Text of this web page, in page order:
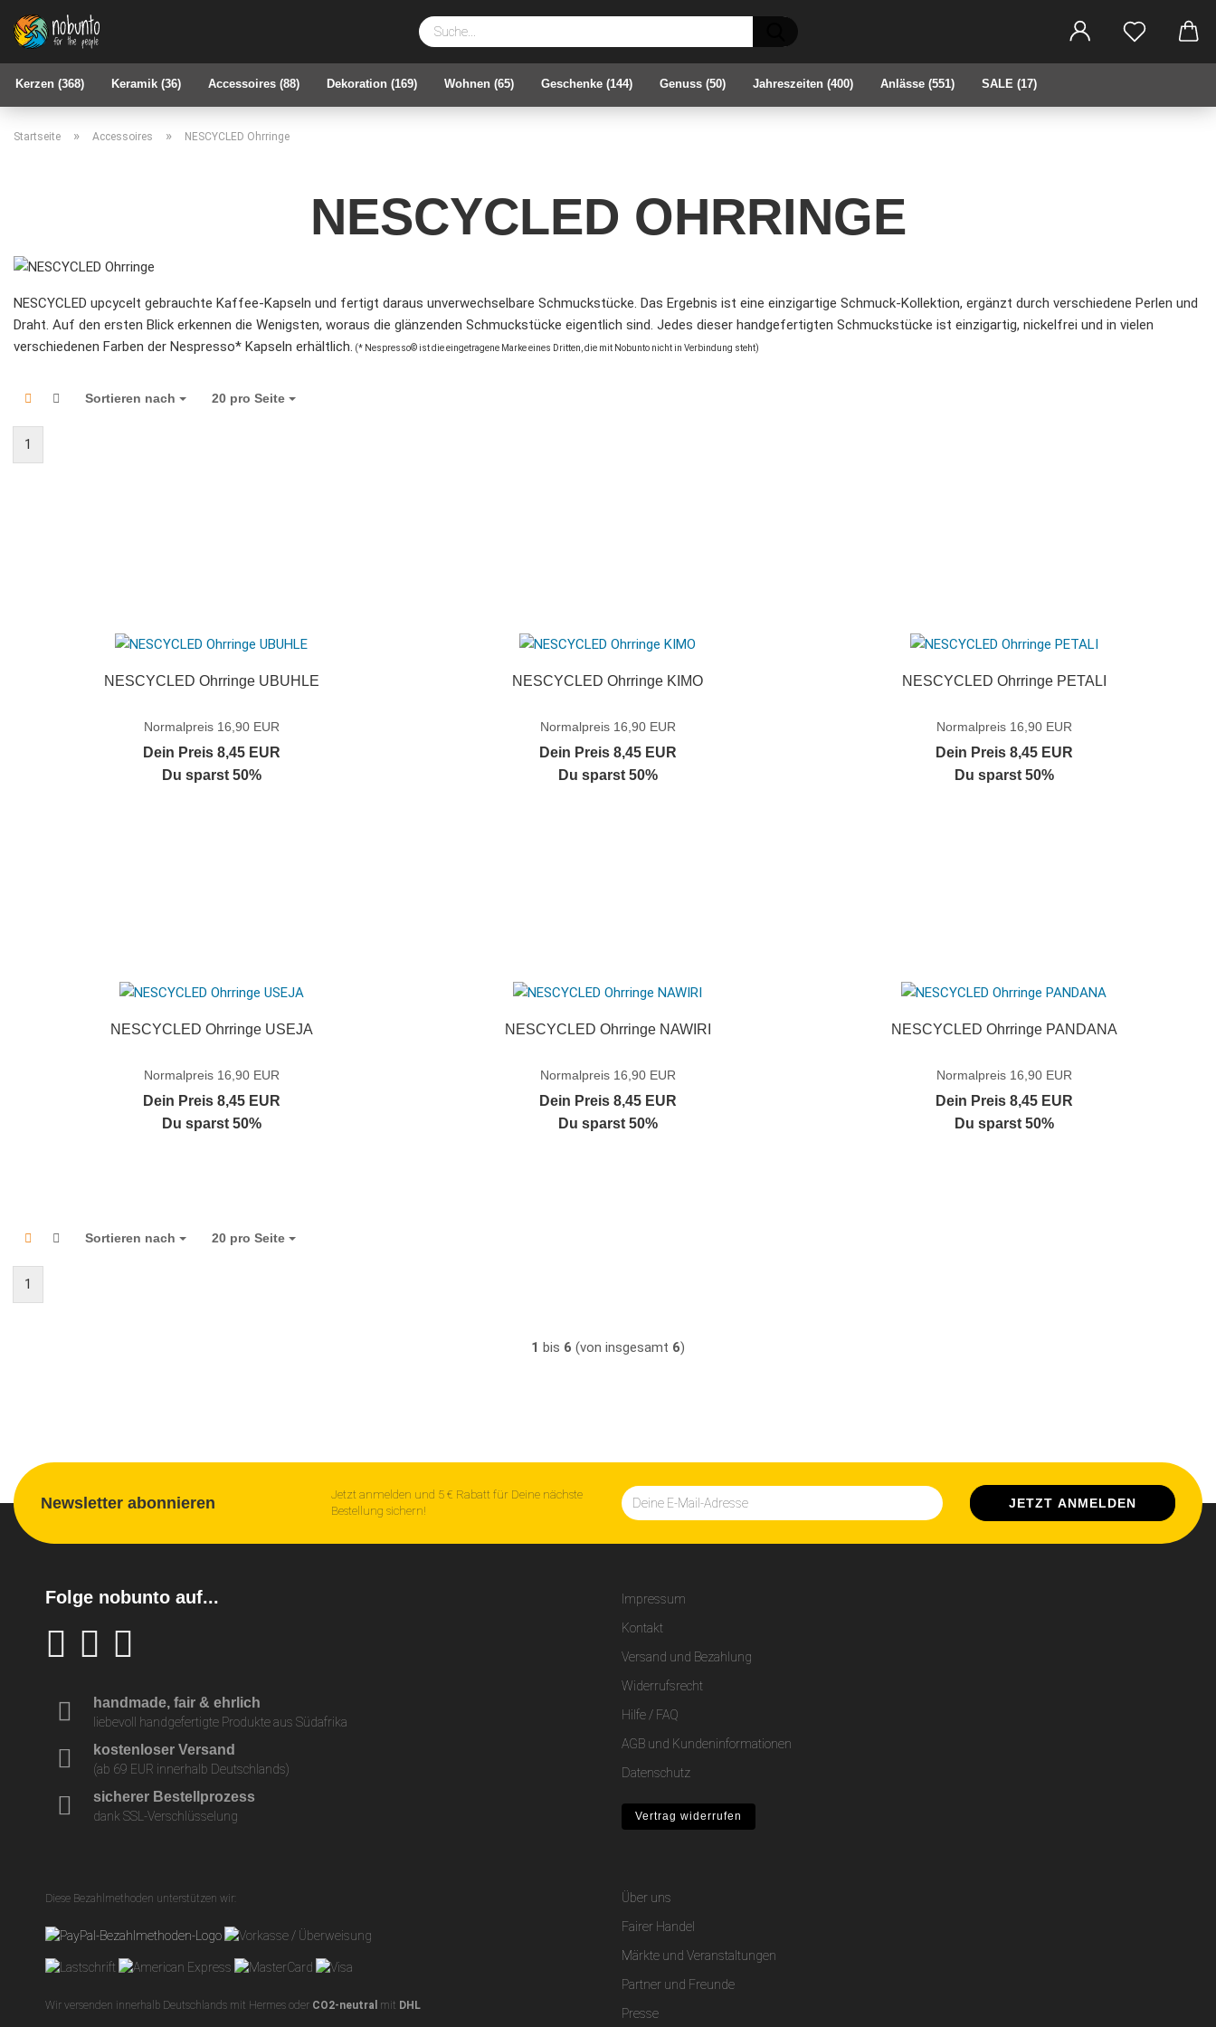
Suche...
Kerzen (368) Keramik (36) Accessoires (88) Dekoration (169) Wohnen (65) Geschenke (144) Genuss (50) Jahreszeiten (400) Anlässe (551) SALE (17)
Startseite » Accessoires » NESCYCLED Ohrringe
NESCYCLED OHRRINGE
NESCYCLED upcycelt gebrauchte Kaffee-Kapseln und fertigt daraus unverwechselbare Schmuckstücke. Das Ergebnis ist eine einzigartige Schmuck-Kollektion, ergänzt durch verschiedene Perlen und
Draht. Auf den ersten Blick erkennen die Wenigsten, woraus die glänzenden Schmuckstücke eigentlich sind. Jedes dieser handgefertigten Schmuckstücke ist einzigartig, nickelfrei und in vielen
verschiedenen Farben der Nespresso* Kapseln erhältlich. (* Nespresso© ist die eingetragene Marke eines Dritten, die mit Nobunto nicht in Verbindung steht)
Sortieren nach
Sortieren nach 20 pro Seite
pro Seite
1
NESCYCLED Ohrringe UBUHLE
Normalpreis 16,90 EUR
Dein Preis 8,45 EUR
Du sparst 50%
NESCYCLED Ohrringe KIMO
Normalpreis 16,90 EUR
Dein Preis 8,45 EUR
Du sparst 50%
NESCYCLED Ohrringe PETALI
Normalpreis 16,90 EUR
Dein Preis 8,45 EUR
Du sparst 50%
NESCYCLED Ohrringe USEJA
Normalpreis 16,90 EUR
Dein Preis 8,45 EUR
Du sparst 50%
NESCYCLED Ohrringe NAWIRI
Normalpreis 16,90 EUR
Dein Preis 8,45 EUR
Du sparst 50%
NESCYCLED Ohrringe PANDANA
Normalpreis 16,90 EUR
Dein Preis 8,45 EUR
Du sparst 50%
Sortieren nach
Sortieren nach 20 pro Seite
pro Seite
1
1 bis 6 (von insgesamt 6)
Newsletter abonnieren
Jetzt anmelden und 5 € Rabatt für Deine nächste
Bestellung sichern!
Folge nobunto auf...
handmade, fair & ehrlich
liebevoll handgefertigte Produkte aus Südafrika
kostenloser Versand
(ab 69 EUR innerhalb Deutschlands)
sicherer Bestellprozess
dank SSL-Verschlüsselung
Impressum
Kontakt
Versand und Bezahlung
Widerrufsrecht
Hilfe / FAQ
AGB und Kundeninformationen
Datenschutz
Vertrag widerrufen
Diese Bezahlmethoden unterstützen wir:
Wir versenden innerhalb Deutschlands mit Hermes oder CO2-neutral mit DHL
Über uns
Fairer Handel
Märkte und Veranstaltungen
Partner und Freunde
Presse